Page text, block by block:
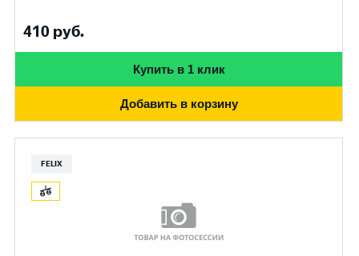
410 руб.
Купить в 1 клик
Добавить в корзину
FELIX